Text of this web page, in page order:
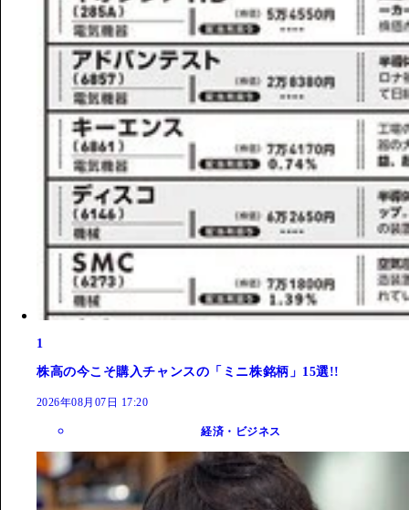
1
株高の今こそ購入チャンスの「ミニ株銘柄」15選!!
2026年08月07日 17:20
経済・ビジネス